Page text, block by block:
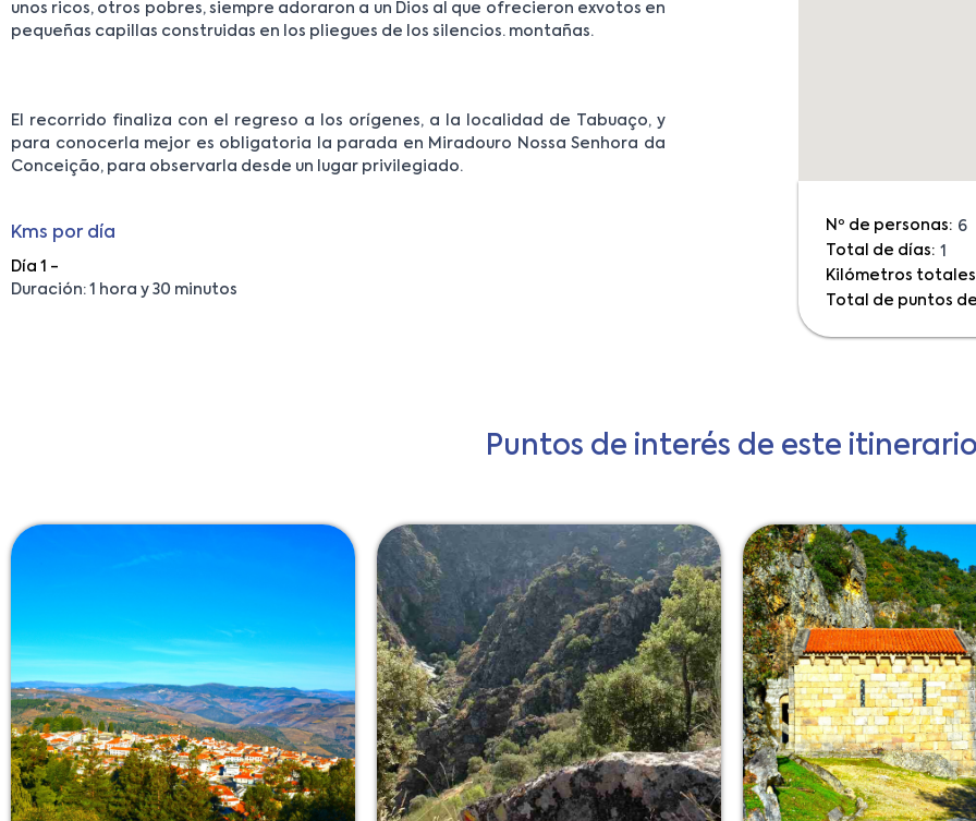
unos ricos, otros pobres, siempre adoraron a un Dios al que ofrecieron exvotos en
pequeñas capillas construidas en los pliegues de los silencios. montañas.
El recorrido finaliza con el regreso a los orígenes, a la localidad de Tabuaço, y
para conocerla mejor es obligatoria la parada en Miradouro Nossa Senhora da
Conceição, para observarla desde un lugar privilegiado.
Kms por día
Día 1 -
Duración: 1 hora y 30 minutos
Nº de personas: 6
Total de días: 1
Kilómetros
Total de puntos
Puntos de interés de este